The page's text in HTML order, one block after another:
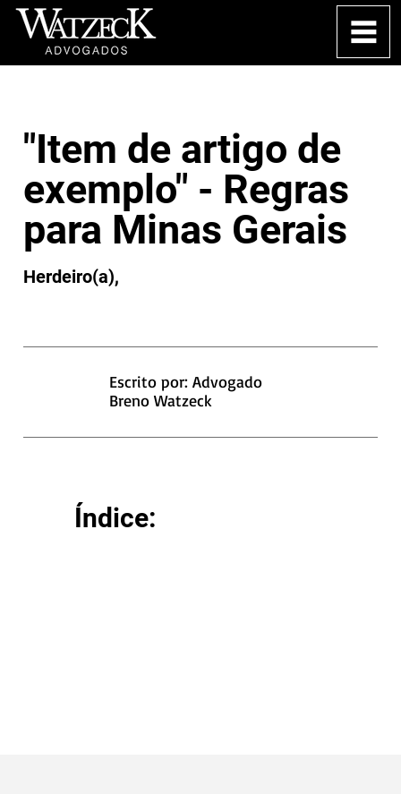
"Item de artigo de
exemplo" - Regras
para Minas Gerais
Herdeiro(a),
Escrito por: Advogado
Breno Watzeck
Índice: